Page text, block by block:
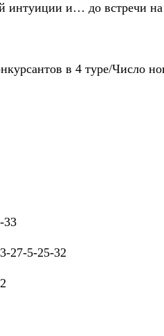
интуиции и… до встречи
в 4 туре/Число
5-25-32